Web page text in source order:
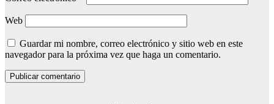
Web
Guardar mi nombre, correo electrónico y sitio web en este
navegador para la próxima vez que haga un comentario.